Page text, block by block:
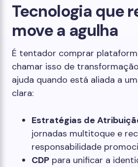
Tecnologia que
move a agulha
É tentador comprar
chamar isso de
ajuda quando está aliada a
clara:
Estratégias de
jornadas multitoque e
responsabilidade
CDP para unificar a